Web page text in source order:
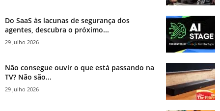
Do SaaS às lacunas de segurança dos
agentes, descubra o próximo...
29 Julho 2026
Não consegue ouvir o que está passando na
TV? Não são...
29 Julho 2026